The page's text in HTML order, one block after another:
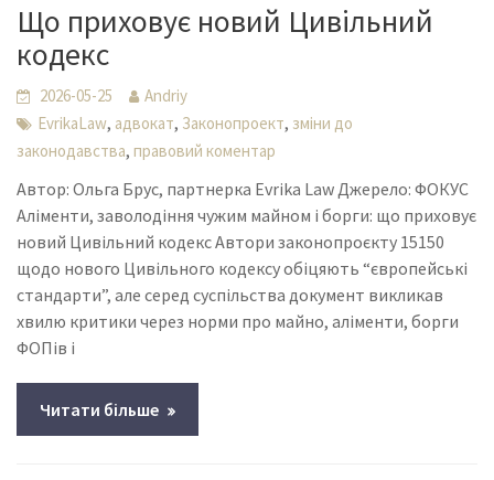
Що приховує новий Цивільний
кодекс
2026-05-25
Andriy
EvrikaLaw, адвокат, Законопроект, зміни до
законодавства,правовий коментар
Автор: Ольга Брус, партнерка Evrika Law Джерело: ФОКУС
Аліменти, заволодіння чужим майном і борги: що приховує
новий Цивільний кодекс Автори законопроєкту 15150
щодо нового Цивільного кодексу обіцяють “європейські
стандарти”, але серед суспільства документ викликав
хвилю критики через норми про майно, аліменти, борги
ФОПів і
Читати більше